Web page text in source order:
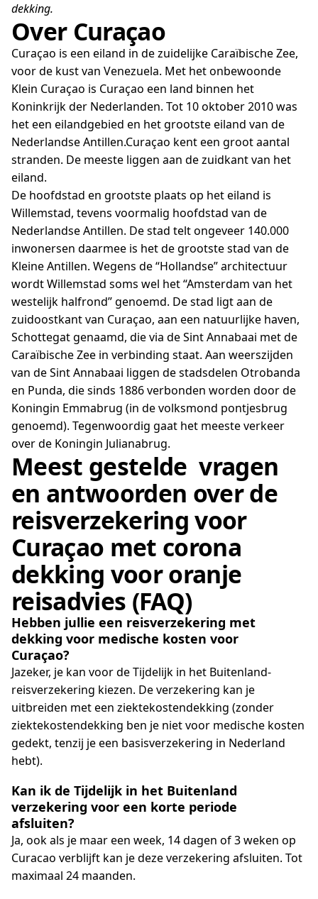
dekking.
Over Curaçao
Curaçao is een eiland in de zuidelijke Caraïbische Zee,
voor de kust van Venezuela. Met het onbewoonde
Klein Curaçao is Curaçao een land binnen het
Koninkrijk der Nederlanden. Tot 10 oktober 2010 was
het een eilandgebied en het grootste eiland van de
Nederlandse Antillen.Curaçao kent een groot aantal
stranden. De meeste liggen aan de zuidkant van het
eiland.
De hoofdstad en grootste plaats op het eiland is
Willemstad, tevens voormalig hoofdstad van de
Nederlandse Antillen. De stad telt ongeveer 140.000
inwonersen daarmee is het de grootste stad van de
Kleine Antillen. Wegens de “Hollandse” architectuur
wordt Willemstad soms wel het “Amsterdam van het
westelijk halfrond” genoemd. De stad ligt aan de
zuidoostkant van Curaçao, aan een natuurlijke haven,
Schottegat genaamd, die via de Sint Annabaai met de
Caraïbische Zee in verbinding staat. Aan weerszijden
van de Sint Annabaai liggen de stadsdelen Otrobanda
en Punda, die sinds 1886 verbonden worden door de
Koningin Emmabrug (in de volksmond pontjesbrug
genoemd). Tegenwoordig gaat het meeste verkeer
over de Koningin Julianabrug.
Meest gestelde vragen
en antwoorden over de
reisverzekering voor
Curaçao met corona
dekking voor oranje
reisadvies (FAQ)
Hebben jullie een reisverzekering met
dekking voor medische kosten voor
Curaçao?
Jazeker, je kan voor de Tijdelijk in het Buitenland-
reisverzekering kiezen. De verzekering kan je
uitbreiden met een ziektekostendekking (zonder
ziektekostendekking ben je niet voor medische kosten
gedekt, tenzij je een basisverzekering in Nederland
hebt).
Kan ik de Tijdelijk in het Buitenland
verzekering voor een korte periode
afsluiten?
Ja, ook als je maar een week, 14 dagen of 3 weken op
Curacao verblijft kan je deze verzekering afsluiten. Tot
maximaal 24 maanden.